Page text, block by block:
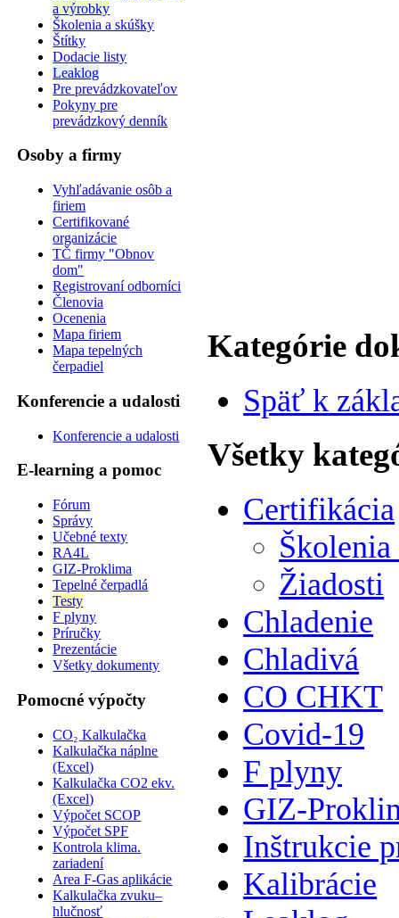
a výrobky
Školenia a skúšky
Štítky
Dodacie listy
Leaklog
Pre prevádzkovateľov
Pokyny pre
prevádzkový denník
Osoby a firmy
Vyhľadávanie osôb a
firiem
Certifikované
organizácie
TČ firmy "Obnov
dom"
Registrovaní odborníci
Členovia
Ocenenia
Mapa firiem
Mapa tepelných
čerpadiel
Konferencie a udalosti
Konferencie a udalosti
E-learning a pomoc
Fórum
Správy
Učebné texty
RA4L
GIZ-Proklima
Tepelné čerpadlá
Testy
F plyny
Príručky
Prezentácie
Všetky dokumenty
Pomocné výpočty
CO₂ Kalkulačka
Kalkulačka náplne
(Excel)
Kalkulačka CO2 ekv.
(Excel)
Výpočet SCOP
Výpočet SPF
Kontrola klima.
zariadení
Area F-Gas aplikácie
Kalkulačka zvuku–
hlučnosť
Kategórie
Späť k
Všetky
Certifikácia
Žiadosti
Chladenie
Chladivá
CO CHKT
Covid-19
F plyny
GIZ-
Inštrukcie
Kalibrácie